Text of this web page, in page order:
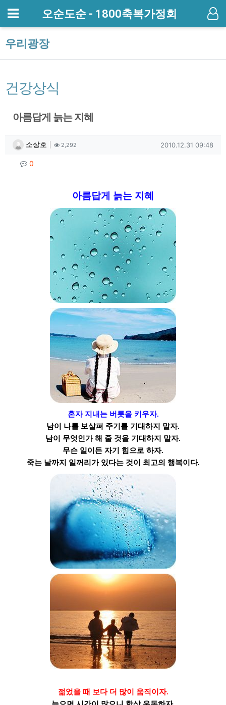
메뉴 오순도순 - 1800축복가정회
우리광장
건강상식
아름답게 늙는 지혜
작성자 정보
소상호 작성2,292조회 작성일
2010.12.31 09:48
컨텐츠 정보
0
아름답게 늙는 지혜
혼자 지내는 버릇을 키우자.
남이 나를 보살펴 주기를 기대하지 말자.
남이 무엇인가 해 줄 것을 기대하지 말자.
무슨 일이든 자기 힘으로 하자.
죽는 날까지 일꺼리가 있다는 것이 최고의 행복이다.
젊었을 때 보다 더 많이 움직이자.